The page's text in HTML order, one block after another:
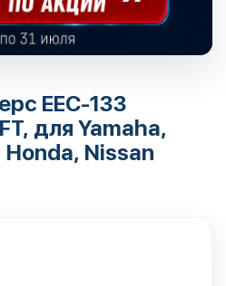
EEC-133
для Yamaha,
Nissan